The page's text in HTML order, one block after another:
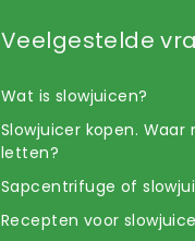
Veelgestelde
Wat is slowjuicen?
Slowjuicer kopen. Waar
letten?
Sapcentrifuge of
Recepten voor